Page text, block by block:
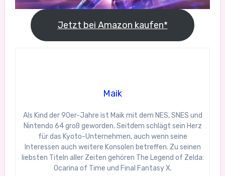
Jetzt bei Amazon kaufen*
Maik
Als Kind der 90er-Jahre ist Maik mit dem NES, SNES und
Nintendo 64 groß geworden. Seitdem schlägt sein Herz
für das Kyoto-Unternehmen, auch wenn seine
Interessen auch weitere Konsolen betreffen. Zu seinen
liebsten Titeln aller Zeiten gehören The Legend of Zelda:
Ocarina of Time und Final Fantasy X.